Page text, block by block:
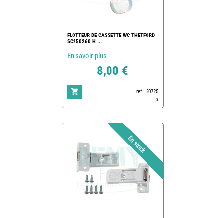
FLOTTEUR DE CASSETTE WC THETFORD
SC250260 H ...
En savoir plus
8,00 €
ref : 50725
3